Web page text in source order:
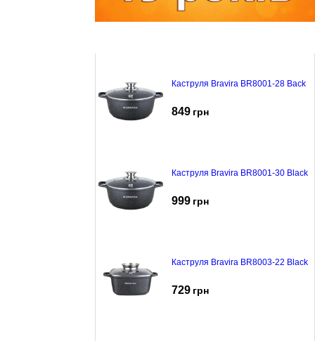
Каструля Bravira BR8001-28 Back
849 грн
Каструля Bravira BR8001-30 Black
999 грн
Каструля Bravira BR8003-22 Black
729 грн